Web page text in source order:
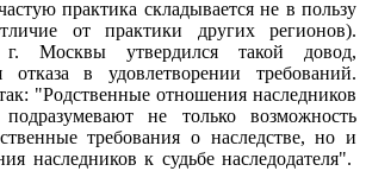
практика складывается не в пользу
от практики других регионов).
Москвы утвердился такой довод,
отказа в удовлетворении требований.
"Родственные отношения наследников
подразумевают не только возможность
требования о наследстве, но и
наследников к судьбе наследодателя".